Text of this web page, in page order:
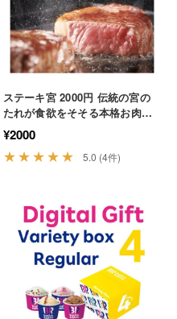
ステーキ宮 2000円 伝統の宮の
たれが食欲をそそる本格お肉料
理を贅沢に味わう 肉 ランチ デ
ィナー
¥2000
★★★★★ 5.0 (4件)